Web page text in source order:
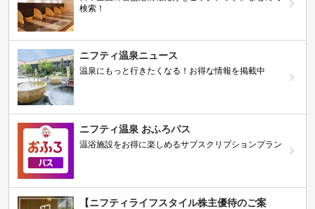
検索！
ニフティ温泉ニュース
温泉にもっと行きたくなる！お得な情報を掲載中
ニフティ温泉 おふろパス
温浴施設をお得に楽しめるサブスクリプションプラン
【ニフティライフスタイル株主優待のご案